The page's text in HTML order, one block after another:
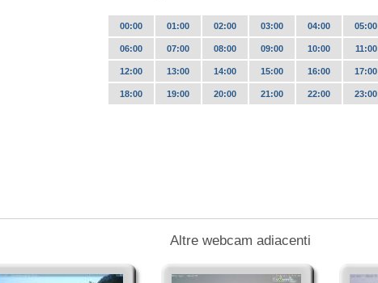
00:00 01:00 02:00 03:00 04:00 05:00
06:00 07:00 08:00 09:00 10:00 11:00
12:00 13:00 14:00 15:00 16:00 17:00
18:00 19:00 20:00 21:00 22:00 23:00
Altre webcam adiacenti